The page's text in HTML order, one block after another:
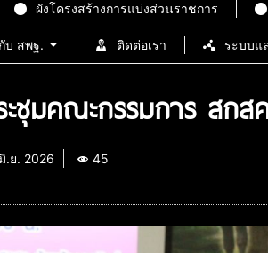
ผังโครงสร้างการแบ่งส่วนราชการ
บ สพฐ. ติดต่อเรา ระบบแ
มคณะกรรมการ สกส
.ย. 2026 45